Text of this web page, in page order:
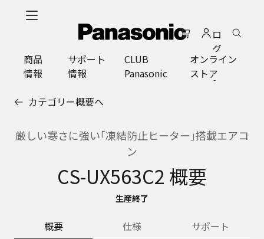
ロ
グ
イ
ン
商品
情報
サポート
情報
CLUB
Panasonic
オンライン
ストア
カテゴリー概要へ
厳しい寒さに強い｢凍結防止ヒーター｣搭載エアコ
ン
CS-UX563C2 概要
生産終了
概要 仕様 サポート